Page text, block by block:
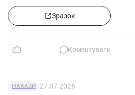
нормативка після змін з
Зразок
Коментувати
НАКАЗИ 27.07.2026